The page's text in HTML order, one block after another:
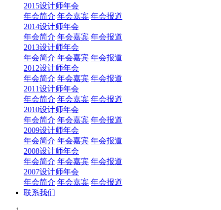
2015设计师年会
年会简介 年会嘉宾 年会报道
2014设计师年会
年会简介 年会嘉宾 年会报道
2013设计师年会
年会简介 年会嘉宾 年会报道
2012设计师年会
年会简介 年会嘉宾 年会报道
2011设计师年会
年会简介 年会嘉宾 年会报道
2010设计师年会
年会简介 年会嘉宾 年会报道
2009设计师年会
年会简介 年会嘉宾 年会报道
2008设计师年会
年会简介 年会嘉宾 年会报道
2007设计师年会
年会简介 年会嘉宾 年会报道
联系我们